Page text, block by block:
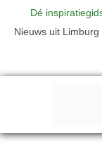
inhoud
Dé
Nieuws uit Limburg